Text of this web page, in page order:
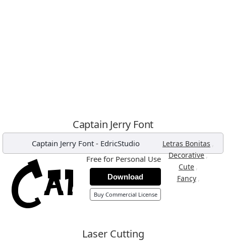
Captain Jerry Font
Captain Jerry Font - EdricStudio Letras Bonitas ,
Decorative,
Cute ,
Fancy ,
Free for Personal Use
Download
Buy Commercial License
Laser Cutting